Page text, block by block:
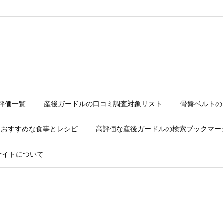
価一覧 産後ガードルの口コミ調査対象リスト 骨盤ベルト
すすめな食事とレシピ 高評価な産後ガードルの検索ブックマー
イトについて